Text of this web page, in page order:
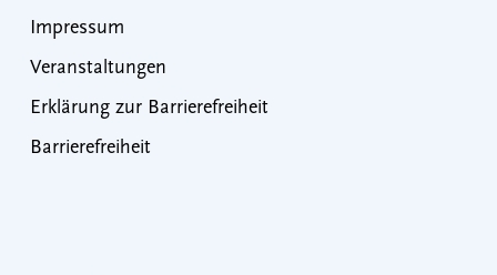
Impressum
Veranstaltungen
Erklärung zur Barrierefreiheit
Barrierefreiheit